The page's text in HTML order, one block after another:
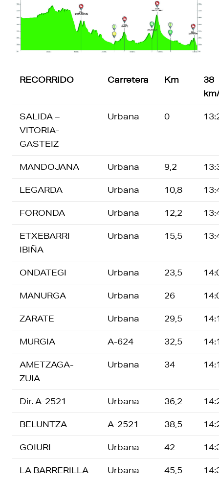
RECORRIDO Carretera Km
38
SALIDA –
VITORIA-
GASTEIZ
Urbana 0
MANDOJANA Urbana 9,2
LEGARDA Urbana 10,8
FORONDA Urbana 12,2
ETXEBARRI
IBIÑA
Urbana 15,5
ONDATEGI Urbana 23,5
MANURGA Urbana 26
ZARATE Urbana 29,5
MURGIA A-624 32,5
AMETZAGA-
ZUIA
Urbana 34
Dir. A-2521 Urbana 36,2
BELUNTZA A-2521 38,5
GOIURI Urbana 42
LA BARRERILLA Urbana 45,5